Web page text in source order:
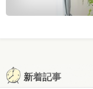
新着記事